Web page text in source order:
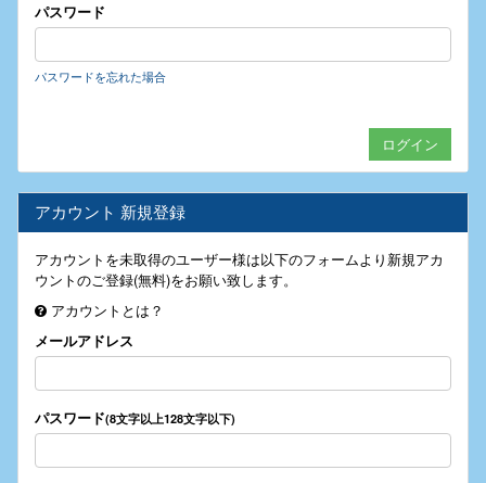
パスワード
パスワードを忘れた場合
アカウント 新規登録
アカウントを未取得のユーザー様は以下のフォームより新規アカ
ウントのご登録(無料)をお願い致します。
アカウントとは？
メールアドレス
パスワード(8文字以上128文字以下)